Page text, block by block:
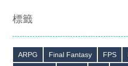
標籤
ARPG Final Fantasy FPS